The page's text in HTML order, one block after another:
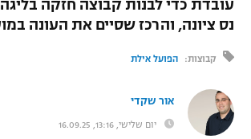
"מעל הליגה" – פודקאסט
הפועל באר שבע
מכבי נתניה
בני יהודה
ליגה ברזילאית
אגרוף
היאבקות WWE
עובדת כדי לבנות קבוצה חזקה
נס ציונה, והרכז שסיים את העונה
קבוצות: הפועל אילת
אור שקדי
יום שלישי, 13:16, 16.09.25